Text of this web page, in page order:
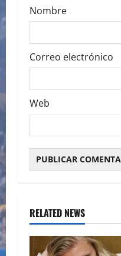
Nombre
Correo electrónico
Web
RELATED NEWS